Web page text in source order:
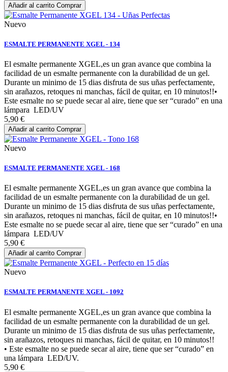
Añadir al carrito Comprar
Nuevo
ESMALTE PERMANENTE XGEL - 134
El esmalte permanente XGEL,es un gran avance que combina la
facilidad de un esmalte permanente con la durabilidad de un gel.
Durante un minimo de 15 dias disfruta de sus uñas perfectamente,
sin arañazos, retoques ni manchas, fácil de quitar, en 10 minutos!!•
Este esmalte no se puede secar al aire, tiene que ser “curado” en una
lámpara LED/UV
5,90 €
Añadir al carrito Comprar
Nuevo
ESMALTE PERMANENTE XGEL - 168
El esmalte permanente XGEL,es un gran avance que combina la
facilidad de un esmalte permanente con la durabilidad de un gel.
Durante un minimo de 15 dias disfruta de sus uñas perfectamente,
sin arañazos, retoques ni manchas, fácil de quitar, en 10 minutos!!•
Este esmalte no se puede secar al aire, tiene que ser “curado” en una
lámpara LED/UV
5,90 €
Añadir al carrito Comprar
Nuevo
ESMALTE PERMANENTE XGEL - 1092
El esmalte permanente XGEL,es un gran avance que combina la
facilidad de un esmalte permanente con la durabilidad de un gel.
Durante un minimo de 15 dias disfruta de sus uñas perfectamente,
sin arañazos, retoques ni manchas, fácil de quitar, en 10 minutos!!
• Este esmalte no se puede secar al aire, tiene que ser “curado” en
una lámpara LED/UV.
5,90 €